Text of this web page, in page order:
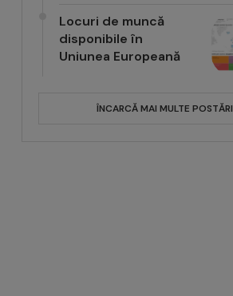
Locuri de muncă
disponibile în
Uniunea Europeană
ÎNCARCĂ MAI MULTE POSTĂRI